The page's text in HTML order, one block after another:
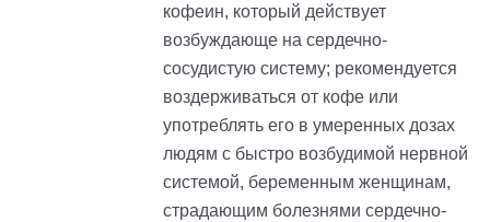
кофеин, который действует
возбуждающе на сердечно-
сосудистую систему; рекомендуется
воздерживаться от кофе или
употреблять его в умеренных дозах
людям с быстро возбудимой нервной
системой, беременным женщинам,
страдающим болезнями сердечно-